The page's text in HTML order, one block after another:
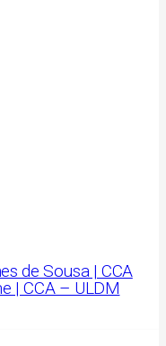
de Sousa | CCA
| CCA – ULDM